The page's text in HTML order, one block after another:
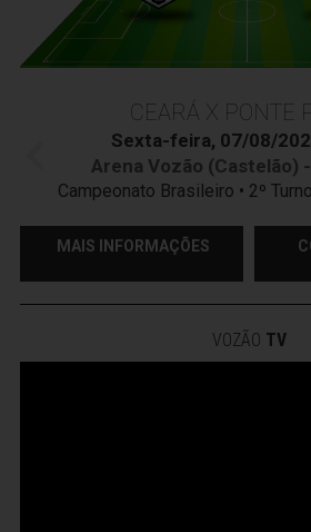
CEARÁ X PONTE
Sexta-feira, 07/08/
Arena Vozão (Castelão)
Campeonato Brasileiro • 2º
MAIS INFORMAÇÕES
VOZÃO TV